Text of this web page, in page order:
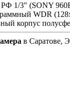
РФ 1/3" (SONY
WDR
корпус
в Саратове,